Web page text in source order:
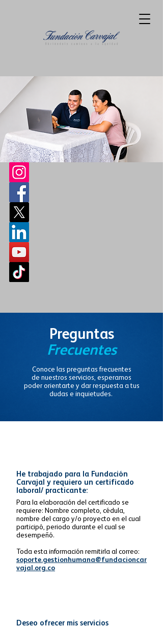
Preguntas
Frecuentes
Conoce las preguntas frecuentes
de nuestros servicios, esperamos
poder orientarte y dar respuesta a tus
dudas e inquietudes.
He trabajado para la Fundación
Carvajal y requiero un certificado
laboral/ practicante:
Para la elaboración del certificado se
requiere: Nombre completo, cédula,
nombre del cargo y/o proyecto en el cual
participó, periodo durante el cual se
desempeñó.
Toda esta información remitirla al correo:
soporte.gestionhumana@fundacioncar
vajal.org.co
Deseo ofrecer mis servicios